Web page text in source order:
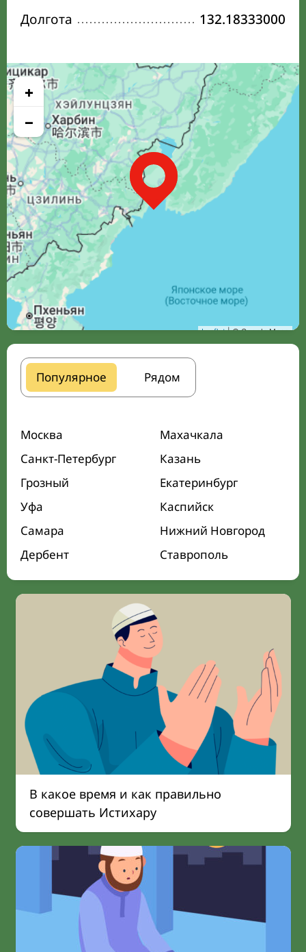
Долгота
132.18333000
+
−
Leaflet| © Google Maps
Популярное Рядом
Москва
Махачкала
Санкт-Петербург
Казань
Грозный
Екатеринбург
Уфа
Каспийск
Самара
Нижний Новгород
Дербент
Ставрополь
В какое время и как правильно
совершать Истихару